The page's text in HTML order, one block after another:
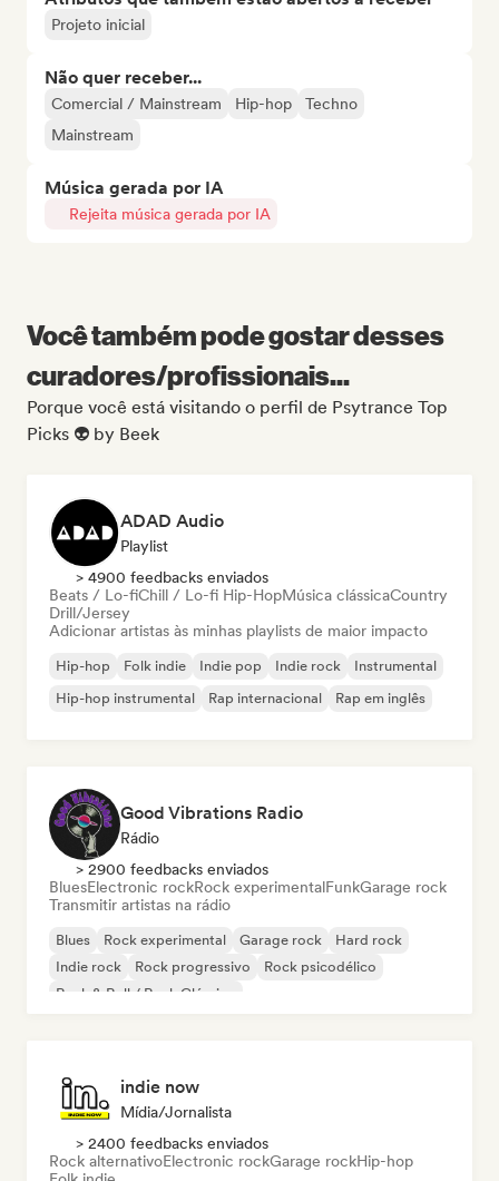
Projeto inicial
Não quer receber...
Comercial / Mainstream Hip-hop
Techno
Mainstream
Música gerada por IA
Rejeita música gerada por IA
Você também pode gostar desses
curadores/profissionais...
Porque você está visitando o perfil de Psytrance Top
Picks 👽 by Beek
ADAD Audio
Playlist
> 4900 feedbacks enviados
Beats / Lo-fiChill / Lo-fi Hip-HopMúsica clássicaCountry
Drill/Jersey
Adicionar artistas às minhas playlists de maior impacto
Hip-hop Folk indie Indie pop Indie rock
Instrumental
Hip-hop instrumental
Rap internacional Rap em inglês
Good Vibrations Radio
Rádio
> 2900 feedbacks enviados
BluesElectronic rockRock experimentalFunkGarage rock
Transmitir artistas na rádio
Blues Rock experimental Garage rock
Hard rock
Indie rock
Rock progressivo
Rock psicodélico
Rock & Roll / Rock Clássico
indie now
Mídia/Jornalista
> 2400 feedbacks enviados
Rock alternativoElectronic rockGarage rockHip-hop